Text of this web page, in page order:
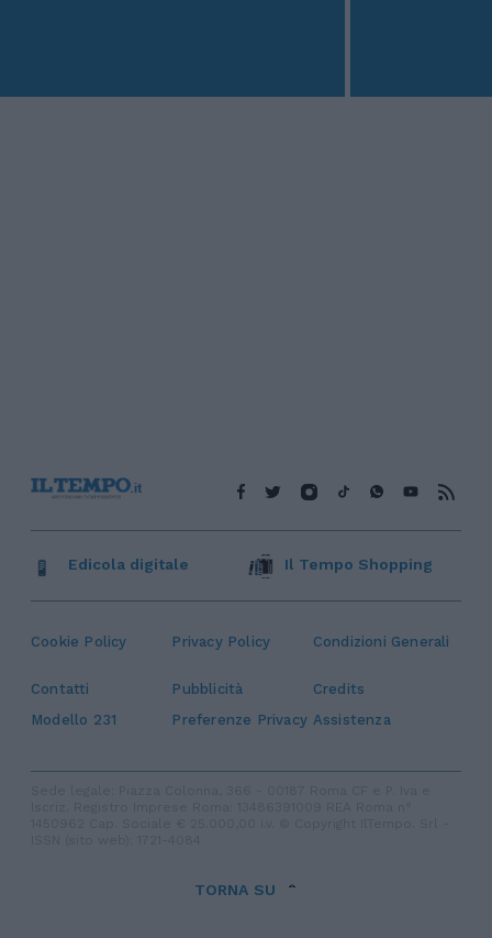
Cookie Policy Privacy Policy Condizioni Generali
Contatti Pubblicità
Credits
Modello 231
Preferenze Privacy Assistenza
Edicola digitale Il Tempo Shopping
TORNA SU